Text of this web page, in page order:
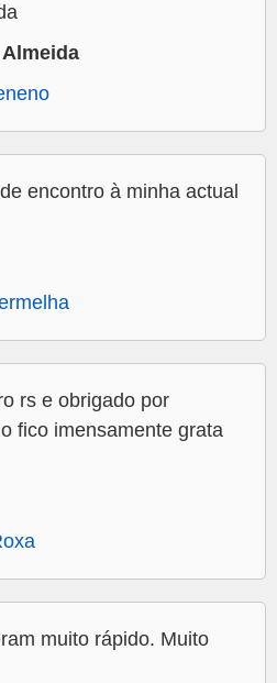
encontro à minha actual
rs e obrigado por
fico imensamente grata
muito rápido. Muito